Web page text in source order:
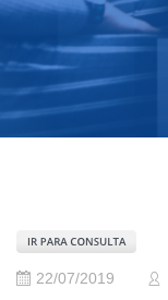
22/07/2019